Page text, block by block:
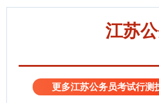
江苏
更多江苏公务员考试行测